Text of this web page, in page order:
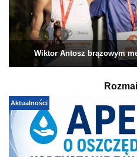
Wiktor Antosz brązowym
Aktualności